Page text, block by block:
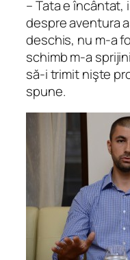
– Tata e încântat,
despre aventura
deschis, nu m-a
schimb m-a
să-i trimit nişte
spune.